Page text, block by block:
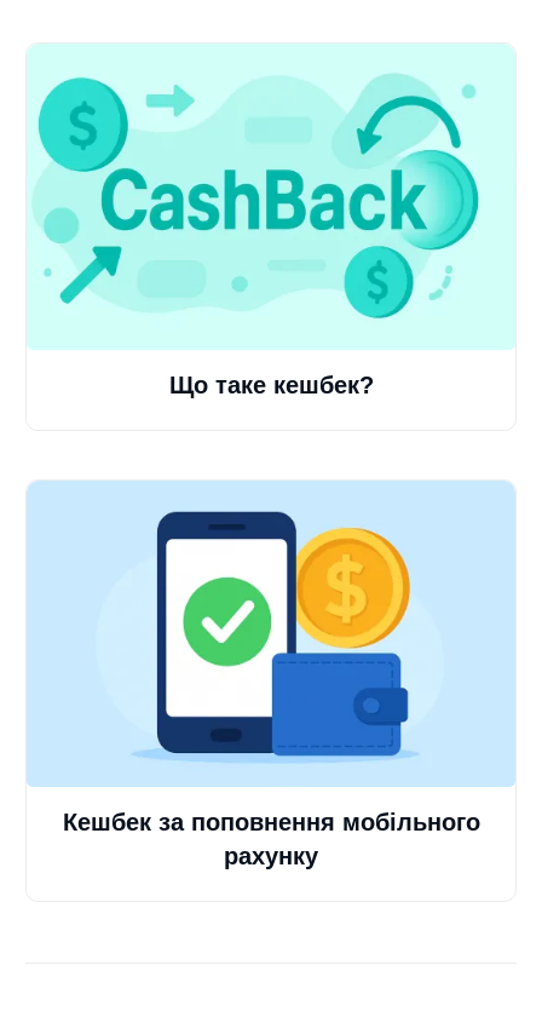
Що таке кешбек?
Кешбек за поповнення мобільного
рахунку